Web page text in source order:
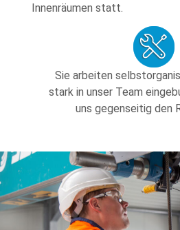
Innenräumen statt.
Sie arbeiten
stark in unser Team
uns gegenseitig den